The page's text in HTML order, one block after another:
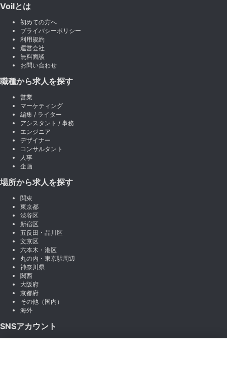
Voilとは
初めての方へ
プライバシーポリシー
利用規約
運営会社
無料面談
お問い合わせ
職種から求人を探す
営業
マーケティング
編集 / ライター
アシスタント / 事務
エンジニア
デザイナー
コンサルタント
人事
企画
場所から求人を探す
関東
東京都
渋谷区
新宿区
五反田・品川区
文京区
六本木・港区
丸の内・東京駅周辺
神奈川県
関西
大阪府
京都府
その他（国内）
海外
SNSアカウント